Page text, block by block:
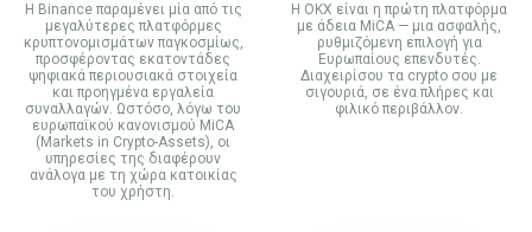
Η Binance παραμένει μία από τις
μεγαλύτερες πλατφόρμες
κρυπτονομισμάτων παγκοσμίως,
προσφέροντας εκατοντάδες
ψηφιακά περιουσιακά στοιχεία
και προηγμένα εργαλεία
συναλλαγών. Ωστόσο, λόγω του
ευρωπαϊκού κανονισμού MiCA
(Markets in Crypto-Assets), οι
υπηρεσίες της διαφέρουν
ανάλογα με τη χώρα κατοικίας
του χρήστη.
Η OKX είναι η πρώτη πλατφόρμα
με άδεια MiCA — μια ασφαλής,
ρυθμιζόμενη επιλογή για
Ευρωπαίους επενδυτές.
Διαχειρίσου τα crypto σου με
σιγουριά, σε ένα πλήρες και
φιλικό περιβάλλον.